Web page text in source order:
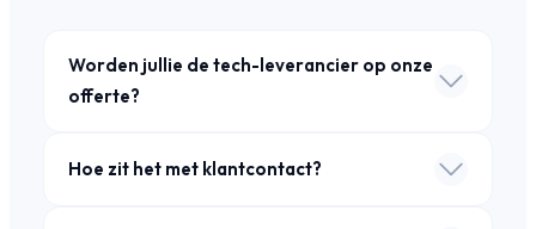
Worden jullie de tech-leverancier op onze
offerte?
Hoe zit het met klantcontact?